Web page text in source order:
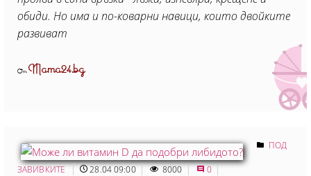
обиди. Но има и по-коварни навици, които двойките
развиват
ОтMama24.bg
ПОД
ЗАВИВКИТЕ 28.04 09:00 8000 0